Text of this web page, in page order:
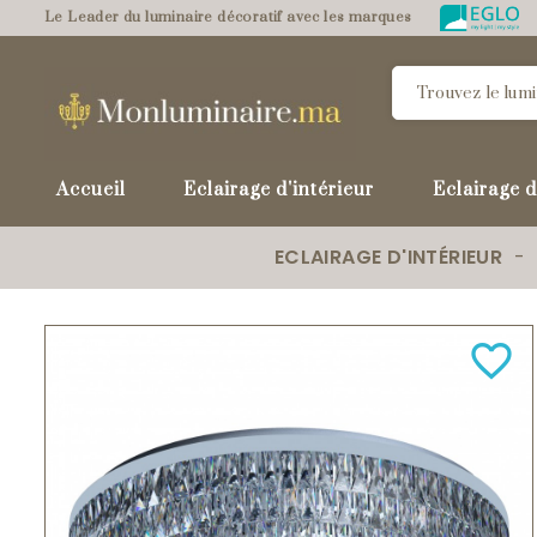
Le Leader du luminaire décoratif avec les marques
Accueil Eclairage d'intérieur Eclairage
ECLAIRAGE D'INTÉRIEUR
favorite_border